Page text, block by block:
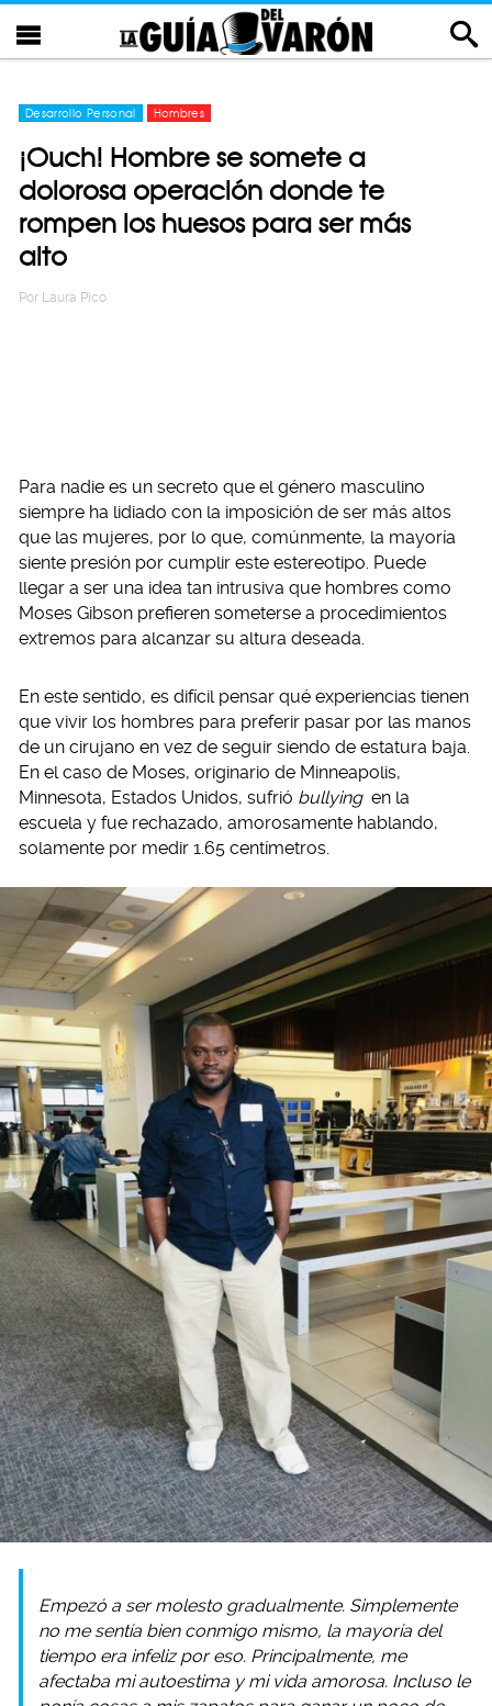
Desarrollo Personal Hombres
¡Ouch! Hombre se somete a
dolorosa operación donde te
rompen los huesos para ser más
alto
Por Laura Pico
Para nadie es un secreto que el género masculino
siempre ha lidiado con la imposición de ser más altos
que las mujeres, por lo que, comúnmente, la mayoría
siente presión por cumplir este estereotipo. Puede
llegar a ser una idea tan intrusiva que hombres como
Moses Gibson prefieren someterse a procedimientos
extremos para alcanzar su altura deseada.
En este sentido, es difícil pensar qué experiencias tienen
que vivir los hombres para preferir pasar por las manos
de un cirujano en vez de seguir siendo de estatura baja.
En el caso de Moses, originario de Minneapolis,
Minnesota, Estados Unidos, sufrió bullying en la
escuela y fue rechazado, amorosamente hablando,
solamente por medir 1.65 centímetros.
Empezó a ser molesto gradualmente. Simplemente
no me sentía bien conmigo mismo, la mayoría del
tiempo era infeliz por eso. Principalmente, me
afectaba mi autoestima y mi vida amorosa. Incluso le